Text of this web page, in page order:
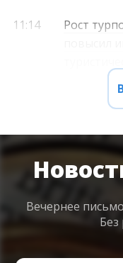
11:14
Рост
Вечернее